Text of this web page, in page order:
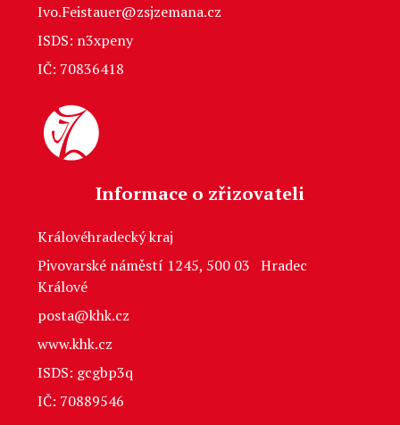
Ivo.Feistauer@zsjzemana.cz
ISDS: n3xpeny
IČ: 70836418
Informace o zřizovateli
Královéhradecký kraj
Pivovarské náměstí 1245, 500 03 Hradec
Králové
posta@khk.cz
www.khk.cz
ISDS: gcgbp3q
IČ: 70889546